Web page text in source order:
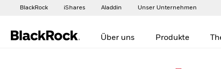
BlackRock iShares Aladdin Unser Unternehmen
Über uns Produkte